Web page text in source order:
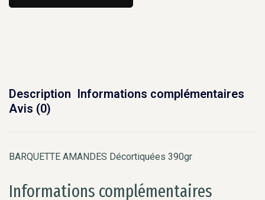
Description Informations complémentaires
Avis (0)
BARQUETTE AMANDES Décortiquées 390gr
Informations complémentaires